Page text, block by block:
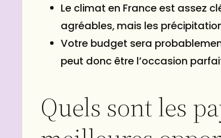
Le climat en France est assez
agréables, mais les
Votre budget sera
peut donc être l’occasion
Quels sont les